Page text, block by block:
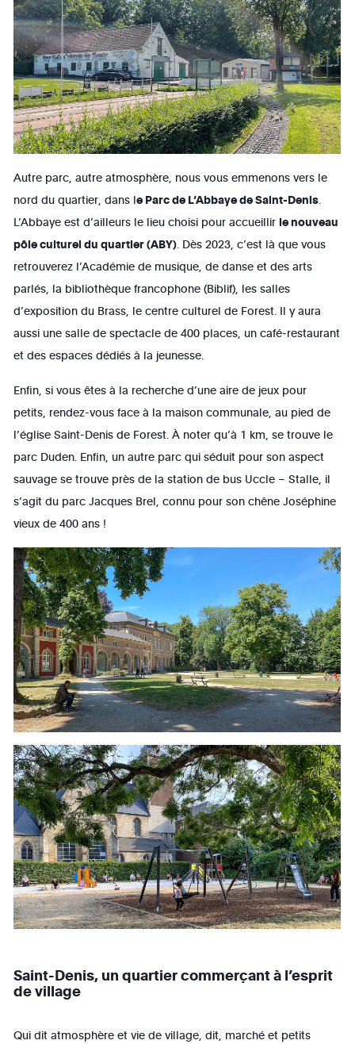
Autre parc, autre atmosphère, nous vous emmenons vers le
nord du quartier, dans le Parc de L’Abbaye de Saint-Denis.
L’Abbaye est d’ailleurs le lieu choisi pour accueillir le nouveau
pôle culturel du quartier (ABY). Dès 2023, c’est là que vous
retrouverez l’Académie de musique, de danse et des arts
parlés, la bibliothèque francophone (Biblif), les salles
d’exposition du Brass, le centre culturel de Forest. Il y aura
aussi une salle de spectacle de 400 places, un café-restaurant
et des espaces dédiés à la jeunesse.
Enfin, si vous êtes à la recherche d’une aire de jeux pour
petits, rendez-vous face à la maison communale, au pied de
l’église Saint-Denis de Forest. À noter qu’à 1 km, se trouve le
parc Duden. Enfin, un autre parc qui séduit pour son aspect
sauvage se trouve près de la station de bus Uccle – Stalle, il
s’agit du parc Jacques Brel, connu pour son chêne Joséphine
vieux de 400 ans !
Saint-Denis, un quartier commerçant à l’esprit
de village
Qui dit atmosphère et vie de village, dit, marché et petits